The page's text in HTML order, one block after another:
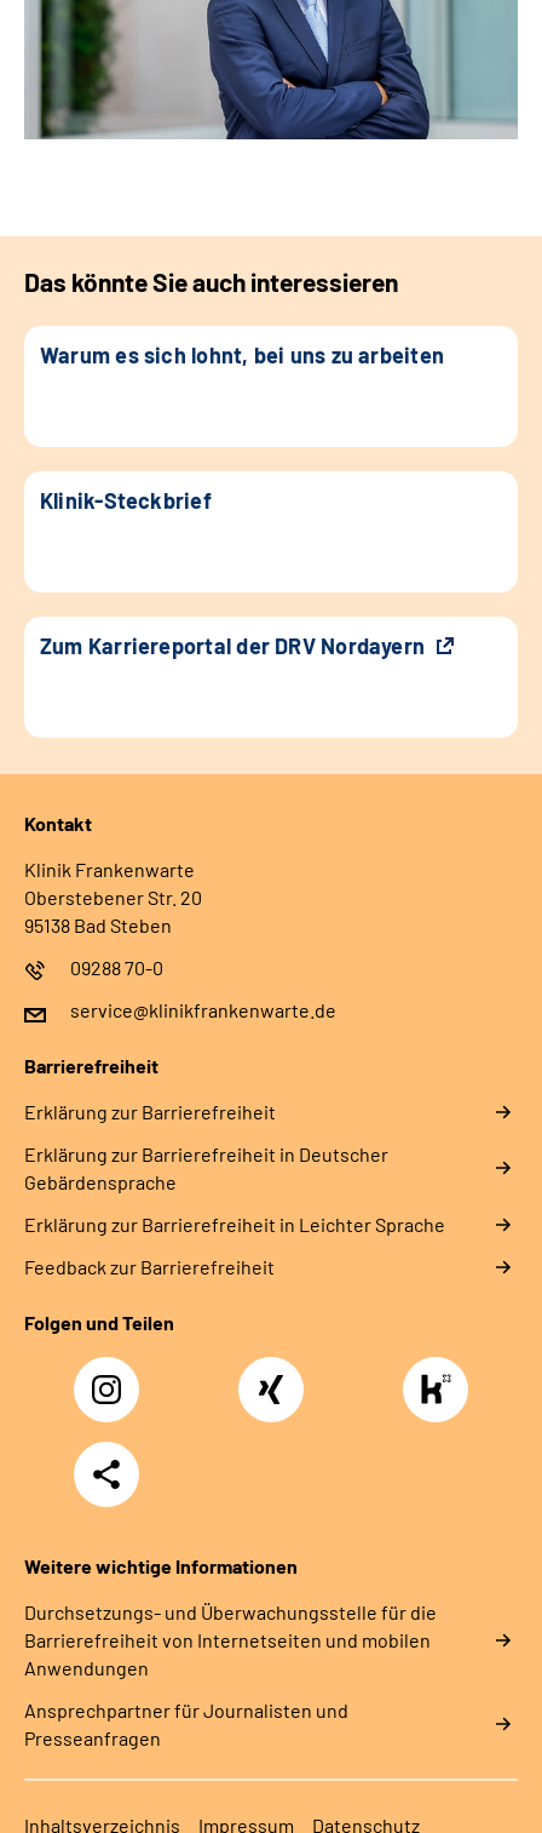
Das könnte Sie auch interessieren
Warum es sich lohnt, bei uns zu arbeiten
Klinik-Steckbrief
Zum Karriereportal der DRV Nordayern
Kontakt
Klinik Frankenwarte
Oberstebener Str. 20
95138 Bad Steben
09288 70-0
service@klinikfrankenwarte.de
Barrierefreiheit
Erklärung zur Barrierefreiheit
Erklärung zur Barrierefreiheit in Deutscher
Gebärdensprache
Erklärung zur Barrierefreiheit in Leichter Sprache
Feedback zur Barrierefreiheit
Folgen und Teilen
Instagram Xing
https://
rentenversicherung-
nordbayern6
Teilen
Weitere wichtige Informationen
Durchsetzungs- und Überwachungsstelle für die
Barrierefreiheit von Internetseiten und mobilen
Anwendungen
Ansprechpartner für Journalisten und
Presseanfragen
Inhaltsverzeichnis Impressum Datenschutz